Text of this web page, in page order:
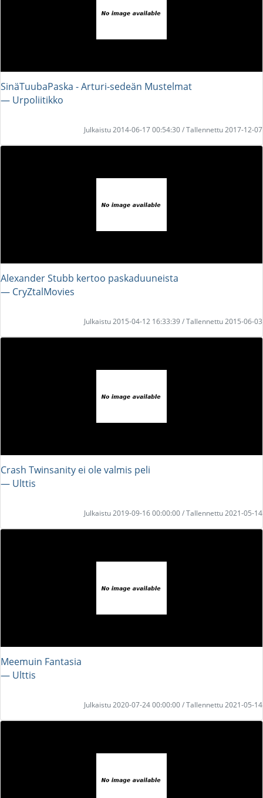
SinäTuubaPaska - Arturi-sedeän Mustelmat
― Urpoliitikko
Julkaistu 2014-06-17 00:54:30 / Tallennettu 2017-12-07
Alexander Stubb kertoo paskaduuneista
― CryZtalMovies
Julkaistu 2015-04-12 16:33:39 / Tallennettu 2015-06-03
Crash Twinsanity ei ole valmis peli
― Ulttis
Julkaistu 2019-09-16 00:00:00 / Tallennettu 2021-05-14
Meemuin Fantasia
― Ulttis
Julkaistu 2020-07-24 00:00:00 / Tallennettu 2021-05-14